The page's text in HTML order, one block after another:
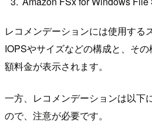
レコメンデーションには使用する
IOPSやサイズなどの構成と、そ
額料金が表示されます。
一方、レコメンデーションは以下
ので、注意が必要です。